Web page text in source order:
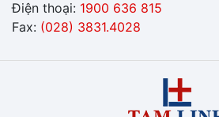
Điện thoại: 1900 636 815
Fax: (028) 3831.4028